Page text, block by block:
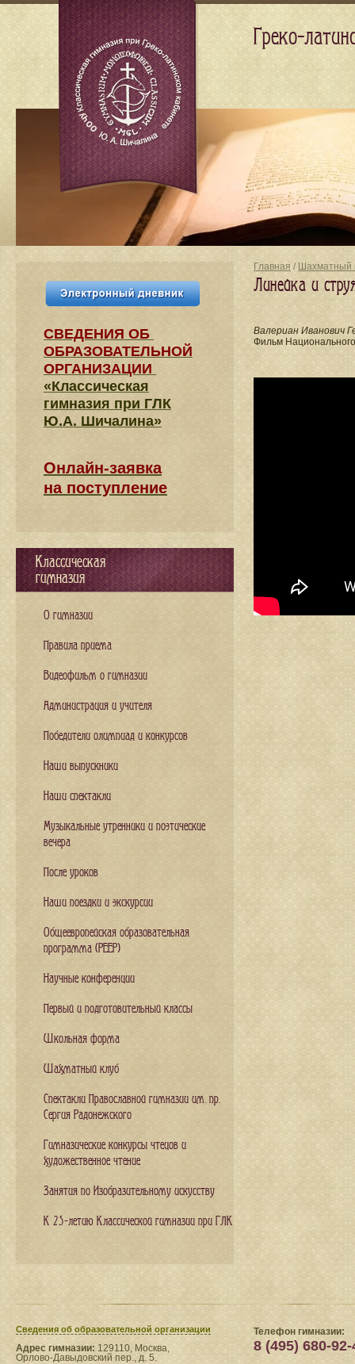
Главная / Шахматный
Линейка и
Валериан Иванович
Фильм
СВЕДЕНИЯ​ ОБ
ОБРАЗОВАТЕЛЬНОЙ
ОРГАНИЗАЦИИ
«Классическая
гимназия при ГЛК
Ю.А. Шичалина»
Онлайн-заявка
на поступление
Классическая
гимназия
О гимназии
Правила приема
Видеофильм о гимназии
Администрация и учителя
Победители олимпиад и конкурсов
Наши выпускники
Наши спектакли
Музыкальные утренники и поэтические
вечера
После уроков
Наши поездки и экскурсии
Общеевропейская образовательная
программа (PEEP)
Научные конференции
Первый и подготовительный классы
Школьная форма
Шахматный клуб
Спектакли Православной гимназии им. пр.
Сергия Радонежского
Гимназические конкурсы чтецов и
художественное чтение
Занятия по Изобразительному искусству
К 25-летию Классической гимназии при ГЛК
Сведения​ об образовательной организации
Адрес гимназии: 129110, Москва,
Орлово-Давыдовский пер., д. 5.
Телефон гимназии:
8 (495) 680-92-
Греко-